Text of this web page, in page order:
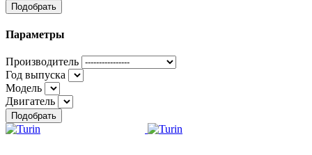
Подобрать
Параметры
Производитель
Год выпуска
Модель
Двигатель
Подобрать